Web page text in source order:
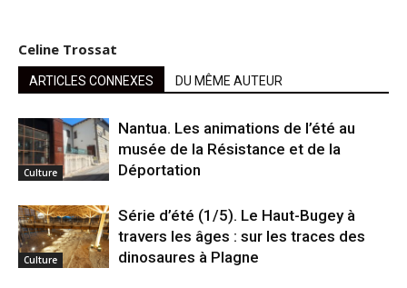
Celine Trossat
ARTICLES CONNEXES DU MÊME AUTEUR
Culture
Nantua. Les animations de l’été au
musée de la Résistance et de la
Déportation
Culture
Série d’été (1/5). Le Haut-Bugey à
travers les âges : sur les traces des
dinosaures à Plagne